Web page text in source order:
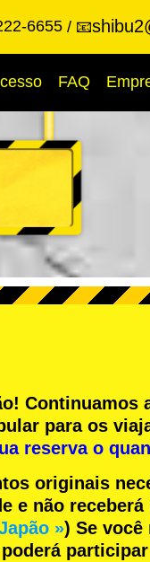
6655 📧
FAQ
Continuamos
para os
reserva o
originais
e não receberá
») Se você